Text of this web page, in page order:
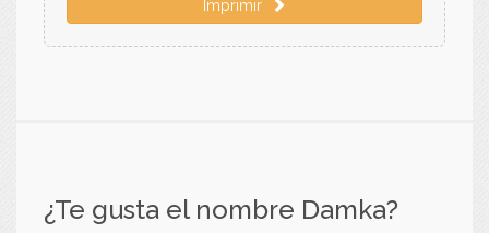
Imprimir
¿Te gusta el nombre Damka?